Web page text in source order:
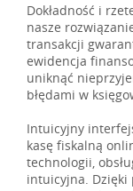
Dokładność i
nasze
transakcji
ewidencja
uniknąć
błędami w
Intuicyjny
kasę fiskalną
technologii,
intuicyjna. Dzięki